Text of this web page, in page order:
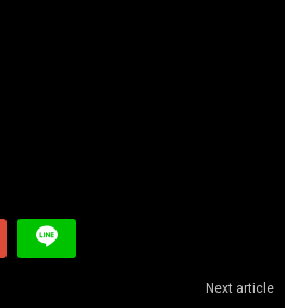
Next article